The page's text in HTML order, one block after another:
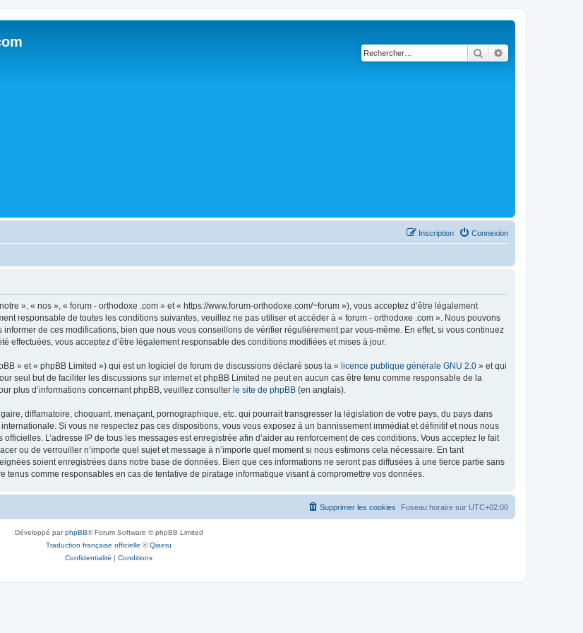
Rechercher
Connexion
Inscription
», « nos », « forum - orthodoxe .com » et « https://www.forum-orthodoxe.com/~forum »), vous acceptez d’être légalement
responsable de toutes les conditions suivantes, veuillez ne pas utiliser et accéder à « forum - orthodoxe .com ». Nous pouvons
de ces modifications, bien que nous vous conseillons de vérifier régulièrement par vous-même. En effet, si vous continuez
effectuées, vous acceptez d’être légalement responsable des conditions modifiées et mises à jour.
» et « phpBB Limited ») qui est un logiciel de forum de discussions déclaré sous la « licence publique générale GNU 2.0 » et qui
seul but de faciliter les discussions sur internet et phpBB Limited ne peut en aucun cas être tenu comme responsable de la
plus d’informations concernant phpBB, veuillez consulter le site de phpBB (en anglais).
diffamatoire, choquant, menaçant, pornographique, etc. qui pourrait transgresser la législation de votre pays, du pays dans
Si vous ne respectez pas ces dispositions, vous vous exposez à un bannissement immédiat et définitif et nous nous
L’adresse IP de tous les messages est enregistrée afin d’aider au renforcement de ces conditions. Vous acceptez le fait
ou de verrouiller n’importe quel sujet et message à n’importe quel moment si nous estimons cela nécessaire. En tant
soient enregistrées dans notre base de données. Bien que ces informations ne seront pas diffusées à une tierce partie sans
tenus comme responsables en cas de tentative de piratage informatique visant à compromettre vos données.
Fuseau horaire sur UTC+02:00
Supprimer les cookies
Développé parphpBB® Forum Software © phpBB Limited
Traduction française officielle ©Qiaeru
Confidentialité | Conditions